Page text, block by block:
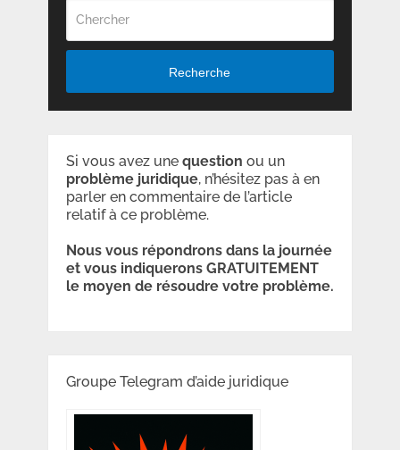
Recherche
Si vous avez une question ou un
problème juridique, n’hésitez pas à en
parler en commentaire de l’article
relatif à ce problème.
Nous vous répondrons dans la journée
et vous indiquerons GRATUITEMENT
le moyen de résoudre votre problème.
Groupe Telegram d’aide juridique